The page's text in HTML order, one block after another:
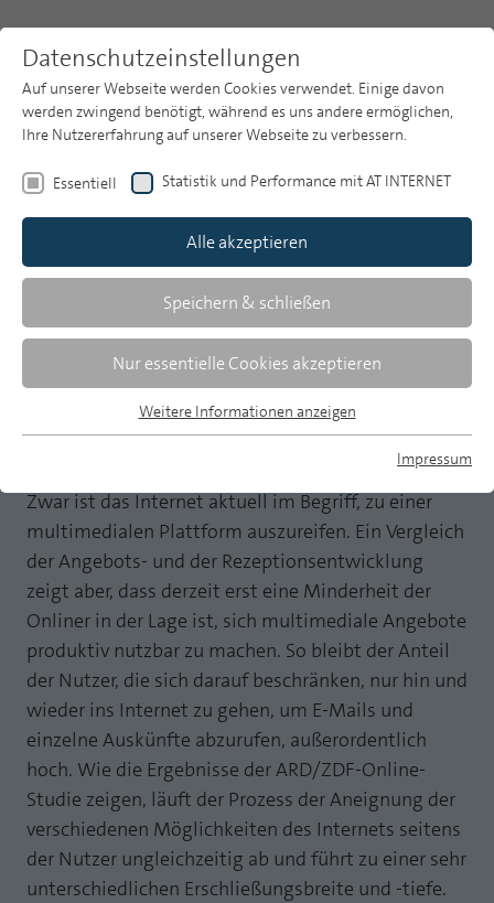
MP auf Mastodon
MP auf LinkedIn
Newsletter
Publikationsarchiv
Heft 8
Internet im Medienalltag: Verzögerte
Aneignung des Angebots
Ergebnisse der OnlineNutzerTypologie in
Zwar ist das Internet aktuell im Begriff, zu einer
multimedialen Plattform auszureifen. Ein Vergleich
der Angebots- und der Rezeptionsentwicklung
zeigt aber, dass derzeit erst eine Minderheit der
Onliner in der Lage ist, sich multimediale Angebote
produktiv nutzbar zu machen. So bleibt der Anteil
der Nutzer, die sich darauf beschränken, nur hin und
wieder ins Internet zu gehen, um E-Mails und
einzelne Auskünfte abzurufen, außerordentlich
hoch. Wie die Ergebnisse der ARD/ZDF-Online-
Studie zeigen, läuft der Prozess der Aneignung der
verschiedenen Möglichkeiten des Internets seitens
der Nutzer ungleichzeitig ab und führt zu einer sehr
unterschiedlichen Erschließungsbreite und -tiefe.
Datenschutzeinstellungen
Auf unserer Webseite werden Cookies verwendet. Einige davon
werden zwingend benötigt, während es uns andere ermöglichen,
Ihre Nutzererfahrung auf unserer Webseite zu verbessern.
Essentiell Statistik und Performance mit AT INTERNET
Alle akzeptieren
Speichern & schließen
Nur essentielle Cookies akzeptieren
Essentielle Cookies werden für grundlegende Funktionen der
Webseite einwandfrei funktioniert.
Name fe_typo_user
Anbieter TYPO3
Laufzeit Session
Zweck
Dieses Cookie ist ein Standard-Session-
Cookie von TYPO3. Es speichert im Falle
eines Benutzer-Logins die Session ID
mithilfe derer der eingeloggte User
wiedererkannt wird, um ihm Zugang zu
geschützten Bereichen zu gewähren.
Name PHPSESSID
Cookie-Informationen anzeigen
Statistik und Performance mit AT INTERNET
CROSS-DEVICE ANALYTICS LÖSUNG
Name atidvisitor
AT INTERNET
Laufzeit 1 Jahr
Zweck
Cookie von AT INTERNET zur Steuerung der
erweiterten Script- und Ereignisbehandlung
Cookie-Informationen anzeigen
Weitere Informationen anzeigen
Impressum